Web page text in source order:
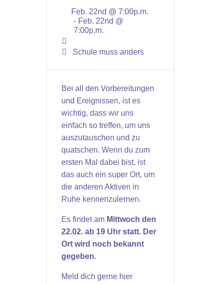
Feb. 22nd @ 7:00p.m.
- Feb. 22nd @
7:00p.m.
Schule muss anders
Bei all den Vorbereitungen
und Ereignissen, ist es
wichtig, dass wir uns
einfach so treffen, um uns
auszutauschen und zu
quatschen. Wenn du zum
ersten Mal dabei bist, ist
das auch ein super Ort, um
die anderen Aktiven in
Ruhe kennenzulernen.
Es findet am Mittwoch den
22.02. ab 19 Uhr statt. Der
Ort wird noch bekannt
gegeben.
Meld dich gerne hier